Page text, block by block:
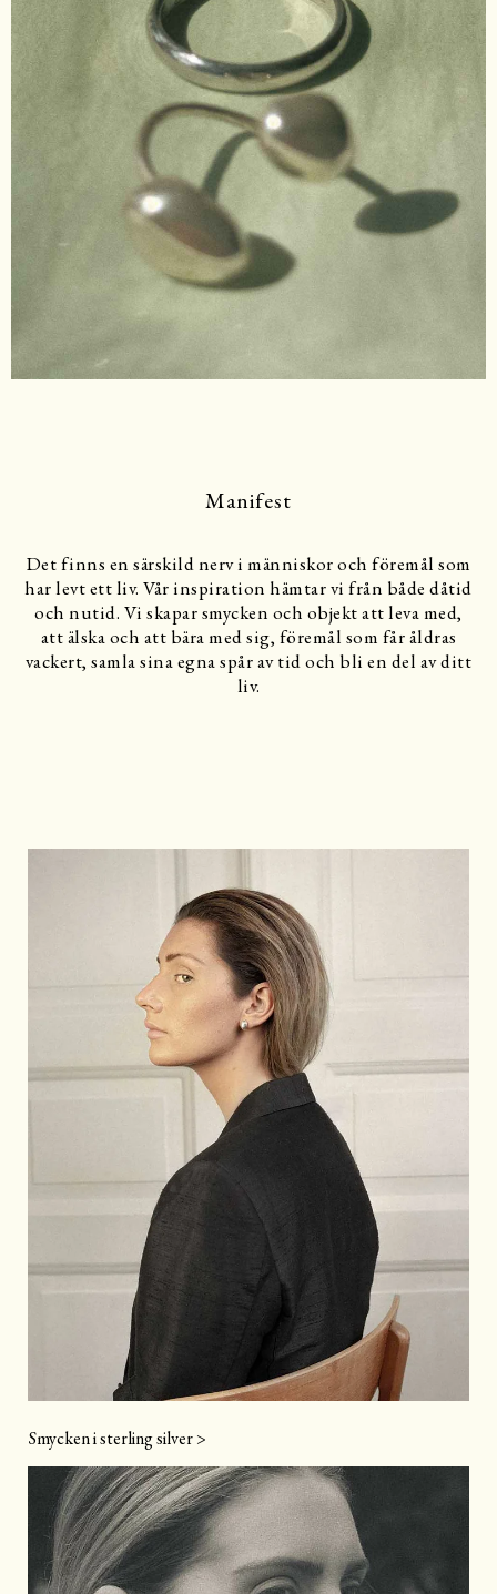
Manifest
Det finns en särskild nerv i människor och föremål som
har levt ett liv. Vår inspiration hämtar vi från både dåtid
och nutid. Vi skapar smycken och objekt att leva med,
att älska och att bära med sig, föremål som får åldras
vackert, samla sina egna spår av tid och bli en del av ditt
liv.
Smycken i sterling silver >